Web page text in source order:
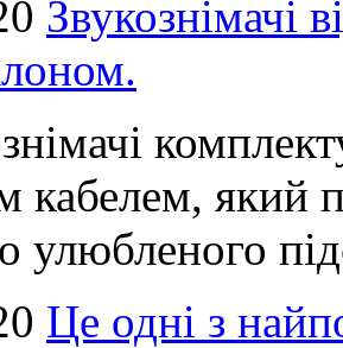
Звукознімачі
кабелем, який
улюбленого
Це однi з